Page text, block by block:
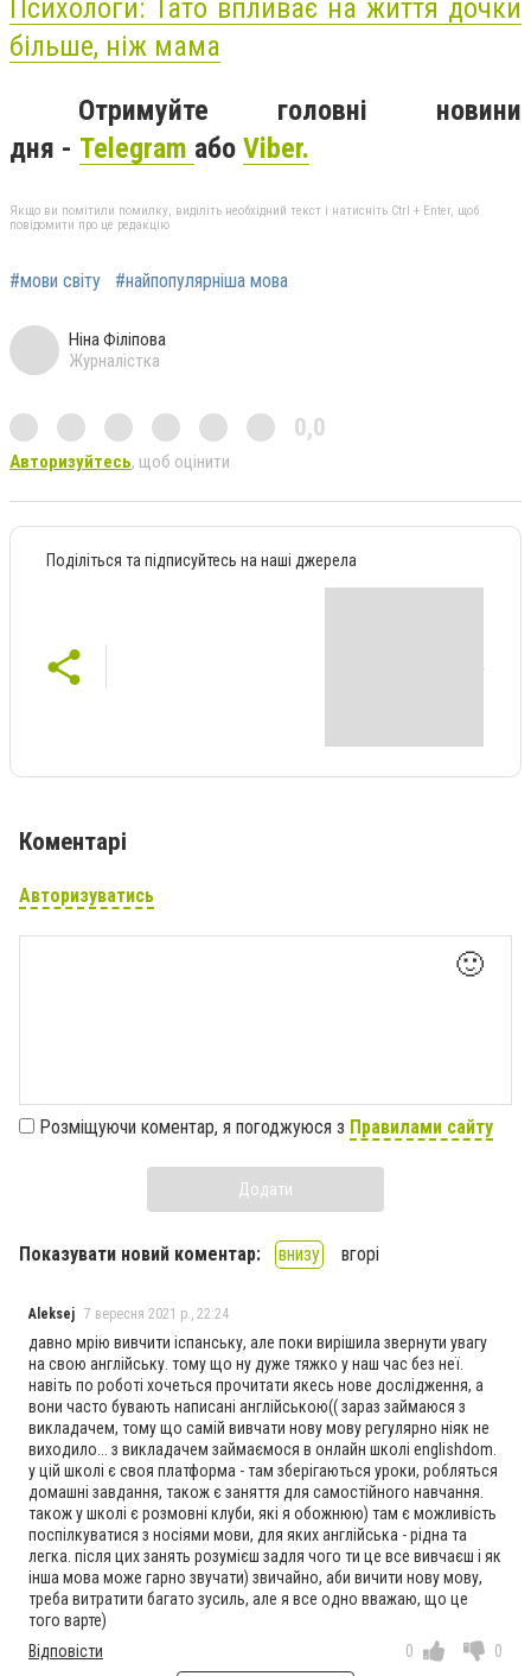
Психологи: Тато впливає на життя дочки
більше, ніж мама
Отримуйте головні новини
дня - Telegram або Viber.
Якщо ви помітили помилку, виділіть необхідний текст і натисніть Ctrl + Enter, щоб
повідомити про це редакцію
#мови світу #найпопулярніша мова
Ніна Філіпова
Журналістка
0,0
Авторизуйтесь, щоб оцінити
Поділіться та підписуйтесь на наші джерела
Коментарі
Авторизуватись
🙂
Розміщуючи коментар, я погоджуюся з Правилами сайту
Додати
Показувати новий коментар: внизу вгорі
Aleksej 7 вересня 2021 р., 22:24
давно мрію вивчити іспанську, але поки вирішила звернути увагу
на свою англійську. тому що ну дуже тяжко у наш час без неї.
навіть по роботі хочеться прочитати якесь нове дослідження, а
вони часто бувають написані англійською(( зараз займаюся з
викладачем, тому що самій вивчати нову мову регулярно ніяк не
виходило... з викладачем займаємося в онлайн школі englishdom.
у цій школі є своя платформа - там зберігаються уроки, робляться
домашні завдання, також є заняття для самостійного навчання.
також у школі є розмовні клуби, які я обожнюю) там є можливість
поспілкуватися з носіями мови, для яких англійська - рідна та
легка. після цих занять розумієш задля чого ти це все вивчаєш і як
інша мова може гарно звучати) звичайно, аби вичити нову мову,
треба витратити багато зусиль, але я все одно вважаю, що це
того варте)
Відповісти
0 0